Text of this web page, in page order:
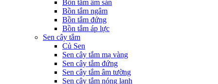
Bồn tắm âm sàn
Bồn tắm ngâm
Bồn tắm đứng
Bồn tắm áp lực
Sen cây tắm
Củ Sen
Sen cây tắm mạ vàng
Sen cây tắm đứng
Sen cây tắm âm tường
Sen cây tắm nóng lạnh